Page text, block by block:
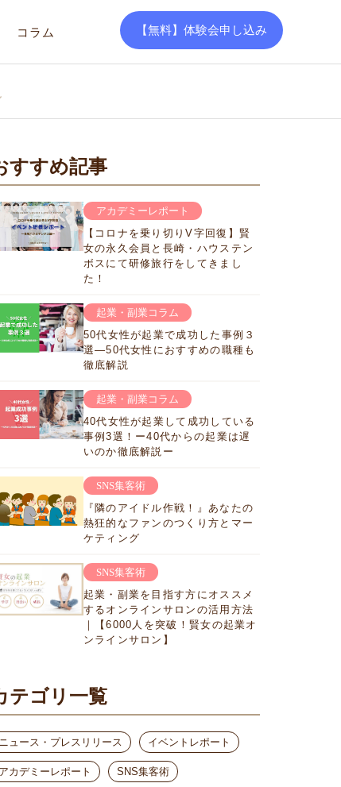
コラム 【無料】体験会申し込み
すすめ記事
アカデミーレポート
【コロナを乗り切りV字回復】賢
女の永久会員と長崎・ハウステン
ボスにて研修旅行をしてきまし
た！
起業・副業コラム
50代女性が起業で成功した事例３
選―50代女性におすすめの職種も
徹底解説
起業・副業コラム
40代女性が起業して成功している
事例3選！ー40代からの起業は遅
いのか徹底解説ー
SNS集客術
『隣のアイドル作戦！』あなたの
熱狂的なファンのつくり方とマー
ケティング
SNS集客術
起業・副業を目指す方にオススメ
するオンラインサロンの活用方法
｜【6000人を突破！賢女の起業オ
ンラインサロン】
テゴリ一覧
ニュース・プレスリリース イベントレポート
アカデミーレポート SNS集客術